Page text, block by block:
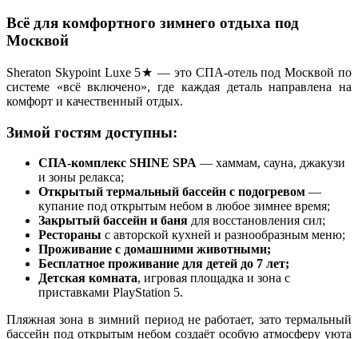
Всё для комфортного зимнего отдыха под
Москвой
Sheraton Skypoint Luxe 5★ — это СПА-отель под Москвой по
системе «всё включено», где каждая деталь направлена на
комфорт и качественный отдых.
Зимой гостям доступны:
СПА-комплекс SHINE SPA — хаммам, сауна, джакузи
и зоны релакса;
Открытый термальный бассейн с подогревом —
купание под открытым небом в любое зимнее время;
Закрытый бассейн и баня для восстановления сил;
Рестораны с авторской кухней и разнообразным меню;
Проживание с домашними животными;
Бесплатное проживание для детей до 7 лет;
Детская комната, игровая площадка и зона с
приставками PlayStation 5.
Пляжная зона в зимний период не работает, зато термальный
бассейн под открытым небом создаёт особую атмосферу уюта